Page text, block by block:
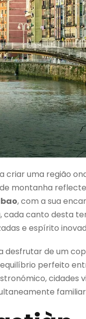
criar uma região
montanha
, com a sua
cada canto desta
e espírito
desfrutar de um
perfeito
cidades